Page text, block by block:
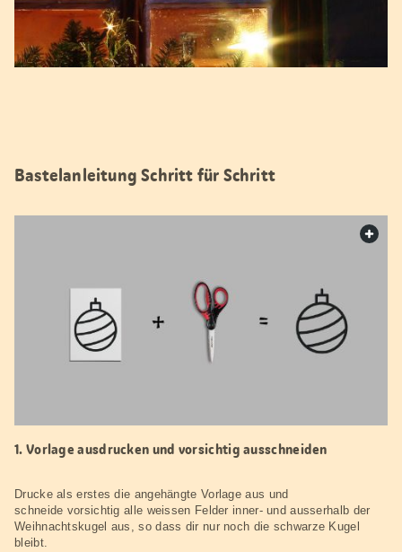
Bastelanleitung Schritt für Schritt
Vorlage ausdrucken und vorsichtig ausschneiden
Drucke als erstes die angehängte Vorlage aus und
schneide vorsichtig alle weissen Felder inner- und ausserhalb der
Weihnachtskugel aus, so dass dir nur noch die schwarze Kugel
bleibt.